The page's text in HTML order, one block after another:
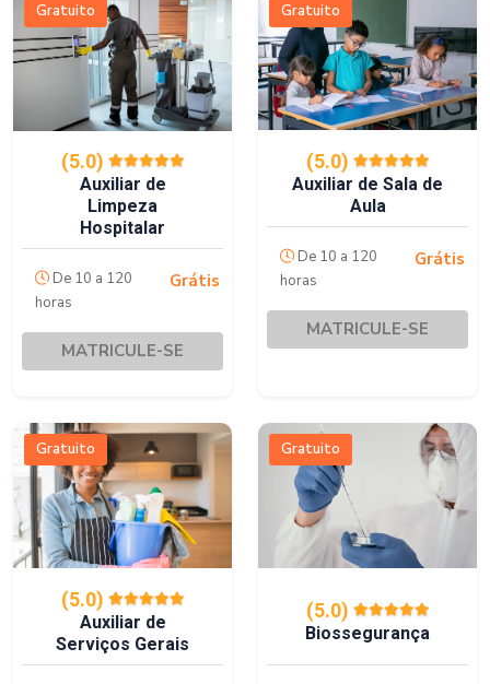
Gratuito
(5.0)
Auxiliar de
Limpeza
Hospitalar
De 10 a 120
horas
Grátis
MATRICULE-SE
Gratuito
(5.0)
Auxiliar de Sala de
Aula
De 10 a 120
horas
Grátis
MATRICULE-SE
Gratuito
(5.0)
Auxiliar de
Serviços Gerais
Gratuito
(5.0)
Biossegurança